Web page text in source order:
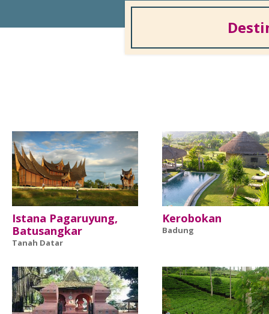
Istana Pagaruyung,
Batusangkar
Tanah Datar
Kerobokan
Badung